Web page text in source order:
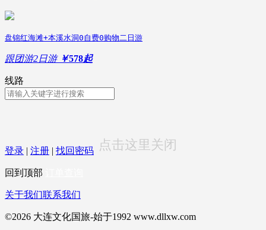
盘锦红海滩+本溪水洞0自费0购物二日游
跟团游2日游 ￥578起
线路
点击这里关闭
登录 | 注册 | 找回密码
回到顶部
关于我们联系我们
©2026 大连文化国旅-始于1992 www.dllxw.com